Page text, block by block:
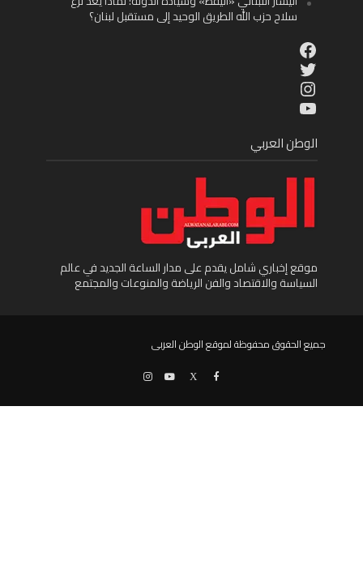
سلاح حزب الله الطريق الوحيد إلى مستقبل لبنان؟
Facebook
Twitter
Instagram
YouTube
الوطن العربي
موقع إخباري شامل يقدم على مدار الساعة الجديد في عالم
السياسة والاقتصاد والفن الرياضة والمنوعات والمجتمع
جميع الحقوق محفوظة لموقع الوطن العربى